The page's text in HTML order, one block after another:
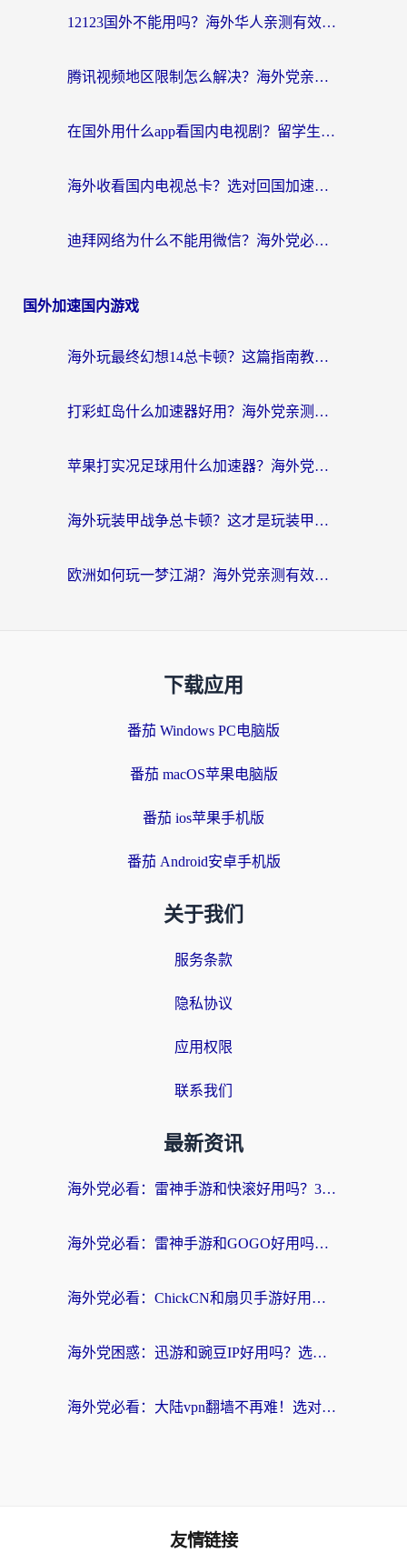
12123国外不能用吗？海外华人亲测有效的回国加速方案来了
腾讯视频地区限制怎么解决？海外党亲测有效的回国加速器选择指南
在国外用什么app看国内电视剧？留学生亲测有效的回国加速方案
海外收看国内电视总卡？选对回国加速器，让你流畅追《狂飙》《长相思》
迪拜网络为什么不能用微信？海外党必看的回国加速解决方案
国外加速国内游戏
海外玩最终幻想14总卡顿？这篇指南教你选对加速器（附非洲美国玩家实测）
打彩虹岛什么加速器好用？海外党亲测的国服游戏加速终极指南
苹果打实况足球用什么加速器？海外党亲测有效的国服游戏加速指南
海外玩装甲战争总卡顿？这才是玩装甲战争最好的加速器（附马来西亚玩重装上阵攻略）
欧洲如何玩一梦江湖？海外党亲测有效的国服游戏加速指南
下载应用
番茄 Windows PC电脑版
番茄 macOS苹果电脑版
番茄 ios苹果手机版
番茄 Android安卓手机版
关于我们
服务条款
隐私协议
应用权限
联系我们
最新资讯
海外党必看：雷神手游和快滚好用吗？3步选对回国加速器无缝刷国内资源
海外党必看：雷神手游和GOGO好用吗？3步选对回国加速器，无缝刷剧玩原神
海外党必看：ChickCN和扇贝手游好用吗？3步选对回国加速器无缝刷国内资源
海外党困惑：迅游和豌豆IP好用吗？选对回国加速器，刷剧游戏再也不卡
海外党必看：大陆vpn翻墙不再难！选对加速器，无缝刷国内资源
友情链接